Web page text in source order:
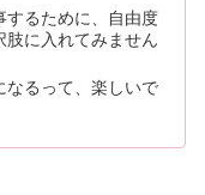
るために、自由度
肢に入れてみません
るって、楽しいで